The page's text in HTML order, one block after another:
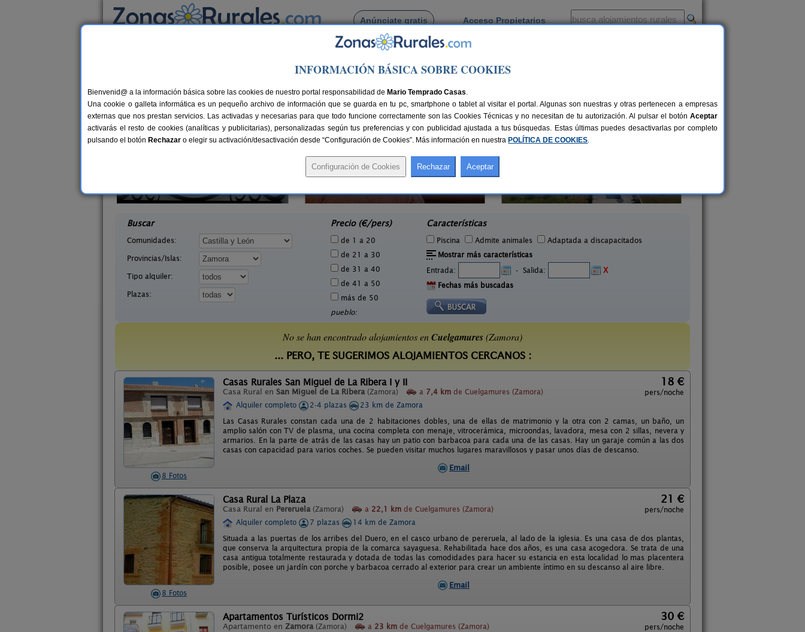
Anúnciate gratis Acceso Propietarios
Busca por pueblo
> Cuelgamures
Casas Rurales cerca de Cuelgamures
30 €
La Venta de los Arribes
Formariz de Sayago
Buscar
Comunidades:
Provincias/Islas:
Tipo alquiler:
Plazas:
Precio (€/pers)
de 1 a 20
de 21 a 30
de 31 a 40
de 41 a 50
más de 50
pueblo:
Características
Piscina Admite animales
Adaptada a discapacitados
Mostrar más características
Entrada:
- Salida:
X
Fechas más buscadas
No se han encontrado alojamientos enCuelgamures(Zamora)
... PERO, TE SUGERIMOS ALOJAMIENTOS CERCANOS :
8 Fotos
Casas Rurales San Miguel de La Ribera I y II
Casa Rural en San Miguel de La Ribera (Zamora) a 7,4 km de Cuelgamures (Zamora)
18 €
pers/noche
Alquiler completo
2-4 plazas
23 km de Zamora
Las Casas Rurales constan cada una de 2 habitaciones dobles, una de ellas de matrimonio y la otra con 2 camas, un baño, un
amplio salón con TV de plasma, una cocina completa con menaje, vitrocerámica, microondas, lavadora, mesa con 2 sillas, nevera y
armarios. En la parte de atrás de las casas hay un patio con barbacoa para cada una de las casas. Hay un garaje común a las dos
casas con capacidad para varios coches. Se pueden visitar muchos lugares maravillosos y pasar unos días de descanso.
Email
8 Fotos
Casa Rural La Plaza
Casa Rural en Pereruela (Zamora) a 22,1 km de Cuelgamures (Zamora)
21 €
pers/noche
Alquiler completo
7 plazas
14 km de Zamora
Situada a las puertas de los arribes del Duero, en el casco urbano de pereruela, al lado de la iglesia. Es una casa de dos plantas,
que conserva la arquitectura propia de la comarca sayaguesa. Rehabilitada hace dos años, es una casa acogedora. Se trata de una
casa antigua totalmente restaurada y dotada de todas las comodidades para hacer su estancia en esta localidad lo mas placentera
posible, posee un jardín con porche y barbacoa cerrado al exterior para crear un ambiente íntimo en su descanso al aire libre.
Email
Apartamentos Turísticos Dormi2
Apartamento en Zamora (Zamora) a 23 km de Cuelgamures (Zamora)
30 €
pers/noche
INFORMACIÓN BÁSICA SOBRE COOKIES
Bienvenid@ a la información básica sobre las cookies de nuestro portal responsabilidad de Mario Temprado Casas.
Una cookie o galleta informática es un pequeño archivo de información que se guarda en tu pc, smartphone o tablet al visitar el portal. Algunas son nuestras y otras pertenecen a empresas
externas que nos prestan servicios. Las activadas y necesarias para que todo funcione correctamente son las Cookies Técnicas y no necesitan de tu autorización. Al pulsar el botón Aceptar
activarás el resto de cookies (analíticas y publicitarias), personalizadas según tus preferencias y con publicidad ajustada a tus búsquedas. Estas últimas puedes desactivarlas por completo
pulsando el botón Rechazar o elegir su activación/desactivación desde “Configuración de Cookies”. Más información en nuestra POLÍTICA DE COOKIES.